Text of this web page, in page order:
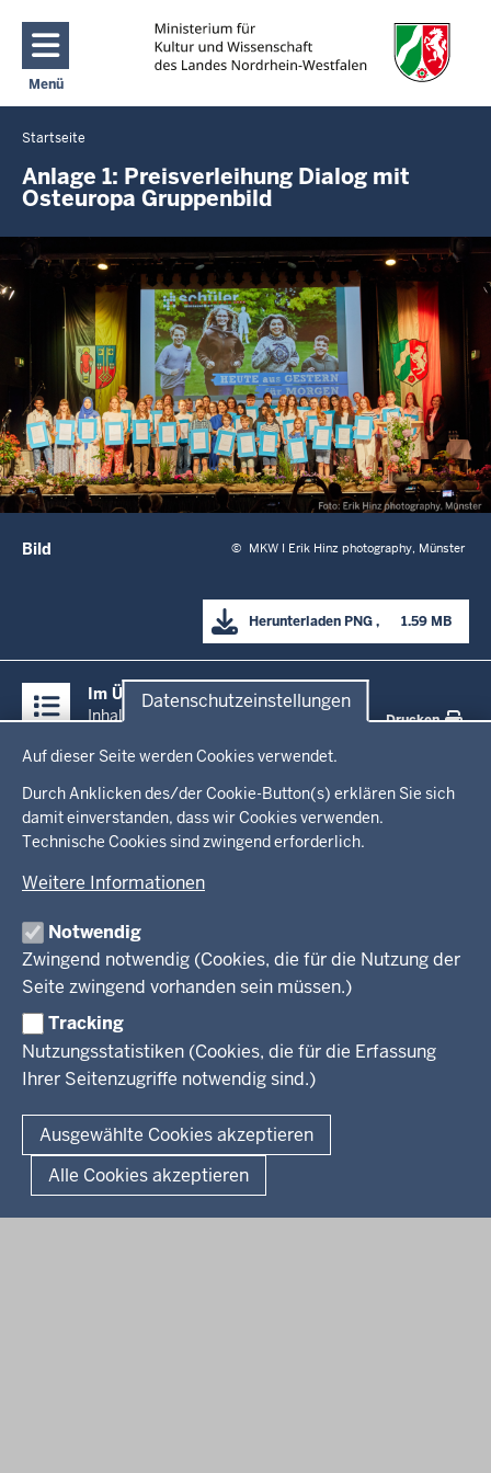
Datenschutzeinstellungen
Auf dieser Seite werden Cookies verwendet.
Durch Anklicken des/der Cookie-Button(s) erklären Sie sich
damit einverstanden, dass wir Cookies verwenden.
Technische Cookies sind zwingend erforderlich.
Weitere Informationen
Notwendig
Zwingend notwendig (Cookies, die für die Nutzung der
Seite zwingend vorhanden sein müssen.)
Tracking
Nutzungsstatistiken (Cookies, die für die Erfassung
Ihrer Seitenzugriffe notwendig sind.)
Ausgewählte Cookies akzeptieren
Alle Cookies akzeptieren
Direkt zum Inhalt
Menü
Navigation aktivieren/deaktivieren: Main Menu
Sie
befinden
sich
Startseite
Anlage 1: Preisverleihung Dialog mit
Osteuropa Gruppenbild
Bild © MKW I Erik Hinz photography, Münster
Herunterladen PNG
      1.59 MB
Inhalte
Im Überblick
Inhalt
Drucken
Menü
in
der
Fußzeile
Startseite
Ministerium
Leitung des Hauses
Organisation
Arbeitgeber Ministerium
Rechtsgrundlagen
Kultur
Wissenschaft, Forschung, Lehre und Studium
Presse
Service
Kontakt
Fußzeile
Datenschutz Erklärung zur Barrierefreiheit